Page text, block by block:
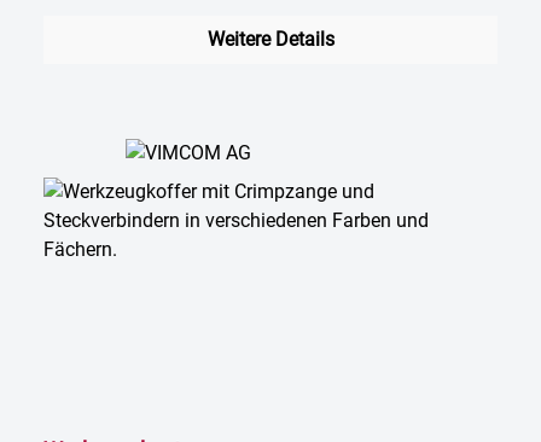
Weitere Details